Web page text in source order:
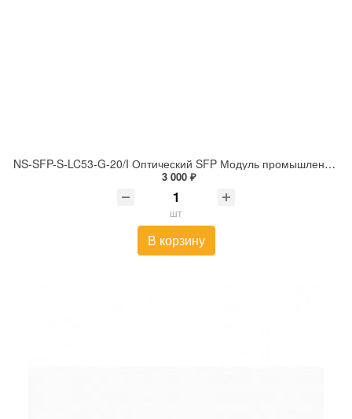
NS-SFP-S-LC53-G-20/I Оптический SFP Модуль промышленный. Одно волокно Single Mode.
3 000 ₽
шт
В корзину